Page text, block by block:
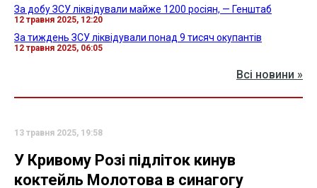
За добу ЗСУ ліквідували майже 1200 росіян, — Генштаб
12 травня 2025, 12:20
За тиждень ЗСУ ліквідували понад 9 тисяч окупантів
12 травня 2025, 06:05
Всі новини »
13 травня 2025, 19:58
У Кривому Розі підліток кинув
коктейль Молотова в синагогу